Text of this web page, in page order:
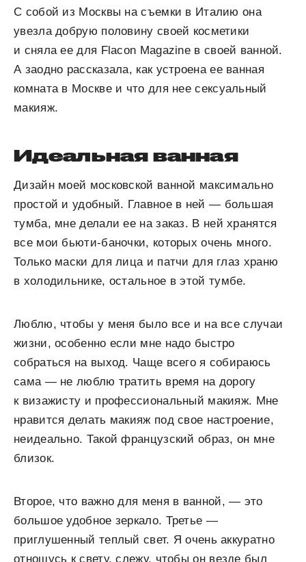
С собой из Москвы на съемки в Италию она
увезла добрую половину своей косметики
и сняла ее для Flacon Magazine в своей ванной.
А заодно рассказала, как устроена ее ванная
комната в Москве и что для нее сексуальный
макияж.
Идеальная ванная
Дизайн моей московской ванной максимально
простой и удобный. Главное в ней — большая
тумба, мне делали ее на заказ. В ней хранятся
все мои бьюти-баночки, которых очень много.
Только маски для лица и патчи для глаз храню
в холодильнике, остальное в этой тумбе.
Люблю, чтобы у меня было все и на все случаи
жизни, особенно если мне надо быстро
собраться на выход. Чаще всего я собираюсь
сама — не люблю тратить время на дорогу
к визажисту и профессиональный макияж. Мне
нравится делать макияж под свое настроение,
неидеально. Такой французский образ, он мне
близок.
Второе, что важно для меня в ванной, — это
большое удобное зеркало. Третье —
приглушенный теплый свет. Я очень аккуратно
отношусь к свету, слежу, чтобы он везде был